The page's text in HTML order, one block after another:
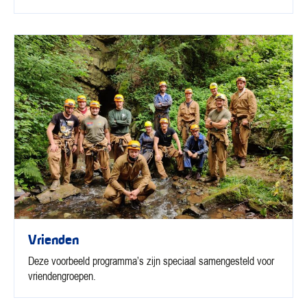
Vrienden
Deze voorbeeld programma’s zijn speciaal samengesteld voor
vriendengroepen.